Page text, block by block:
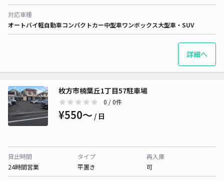
対応車種
オートバイ軽自動車コンパクトカー中型車ワンボックス大型車・SUV
詳細へ
枚方市楠葉丘1丁目57駐車場
0 / 0件
¥550〜 / 日
貸出時間
24時間営業
タイプ
平置き
再入庫
可